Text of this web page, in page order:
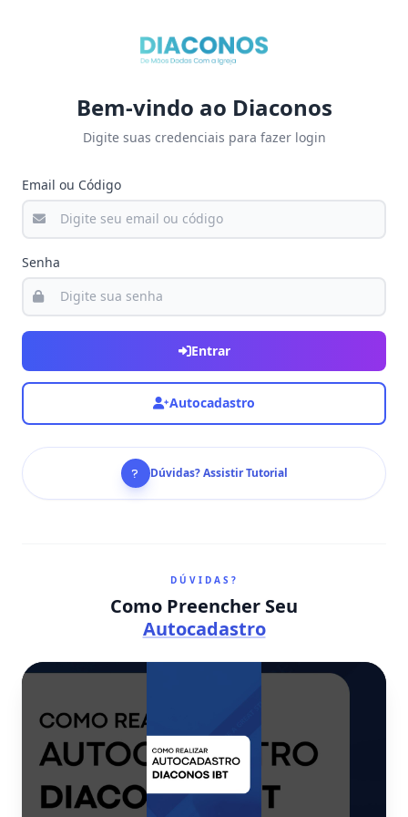
Bem-vindo ao Diaconos
Digite suas credenciais para fazer login
Email ou Código
Senha
Entrar
Autocadastro
Dúvidas? Assistir Tutorial
DÚVIDAS?
Como Preencher Seu
Autocadastro